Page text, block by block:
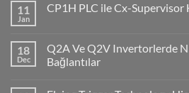
11
Jan
CP1H PLC ile Cx-Supervisor
CP1H
PLC
ile
18
Dec
Q2A Ve Q2V Invertorlerde
Bağlantılar